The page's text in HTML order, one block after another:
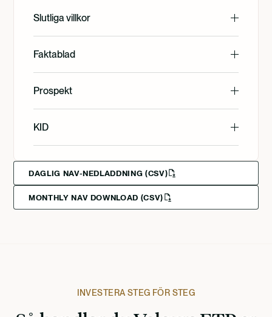
Slutliga villkor
English
Svenska
Deutsch
Faktablad
English
Svenska
Prospekt
English
KID
English
Svenska
DAGLIG NAV-NEDLADDNING (CSV)
MONTHLY NAV DOWNLOAD (CSV)
INVESTERA STEG FÖR STEG